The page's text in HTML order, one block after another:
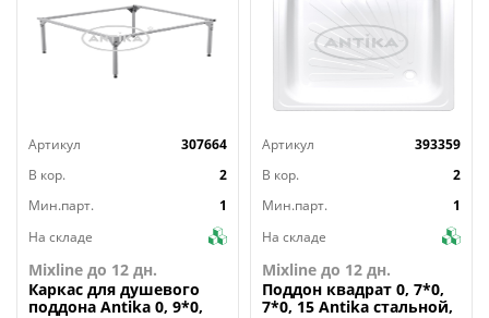
Артикул
307664
В кор.
2
Мин.парт.
1
На складе
Mixline до 12 дн.
Каркас для душевого
поддона Antika 0, 9*0,
Артикул
393359
В кор.
2
Мин.парт.
1
На складе
Mixline до 12 дн.
Поддон квадрат 0, 7*0,
7*0, 15 Antika стальной,